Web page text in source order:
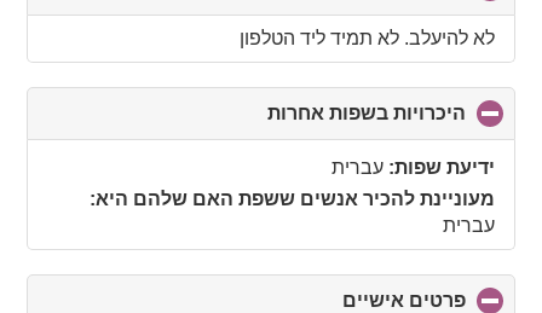
to
collapse
contents
לא להיעלב. לא תמיד ליד הטלפון
היכרויות בשפות אחרות
to
ידיעת שפות: עברית
מעוניינת להכיר אנשים ששפת האם שלהם היא:
עברית
פרטים אישיים